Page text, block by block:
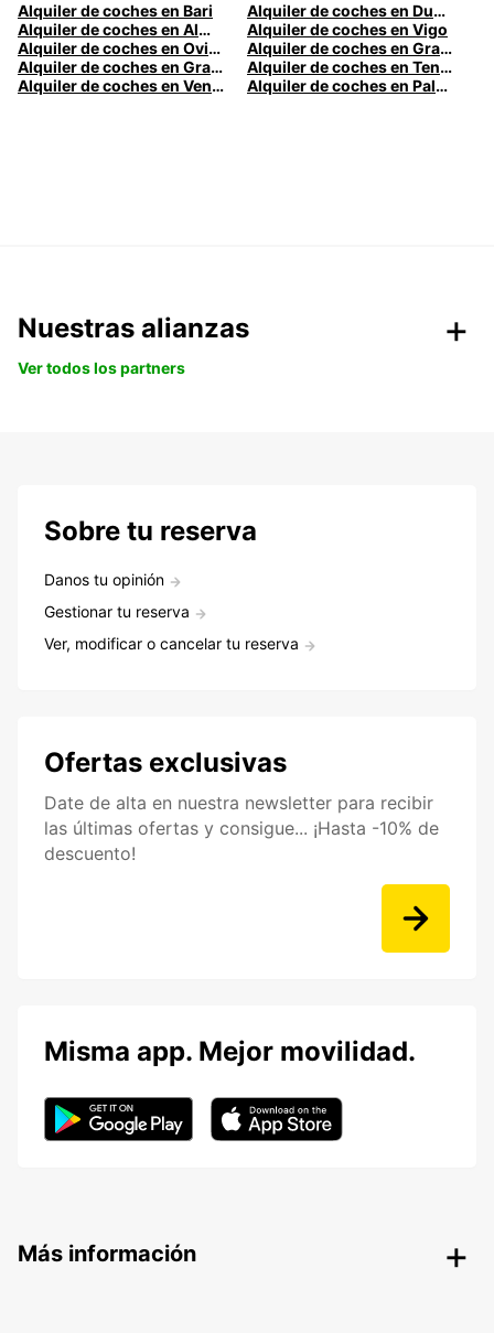
Alquiler de coches en Bari
Alquiler de coches en Dublín
Alquiler de coches en Almería
Alquiler de coches en Vigo
Alquiler de coches en Oviedo
Alquiler de coches en Granada
Alquiler de coches en Gran Canaria
Alquiler de coches en Tenerife
Alquiler de coches en Venecia
Alquiler de coches en Palermo
Nuestras alianzas
Ver todos los partners
Sobre tu reserva
Danos tu opinión
Gestionar tu reserva
Ver, modificar o cancelar tu reserva
Ofertas exclusivas
Date de alta en nuestra newsletter para recibir
las últimas ofertas y consigue... ¡Hasta -10% de
descuento!
Misma app. Mejor movilidad.
Más información